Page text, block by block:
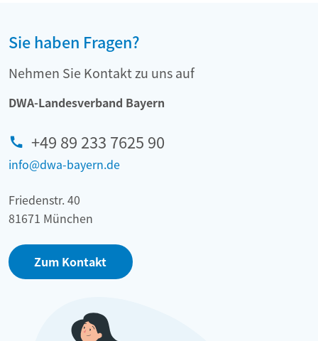
Sie haben Fragen?
Nehmen Sie Kontakt zu uns auf
DWA-Landesverband Bayern
+49 89 233 7625 90
info@dwa-bayern.de
Friedenstr. 40
81671 München
Zum Kontakt